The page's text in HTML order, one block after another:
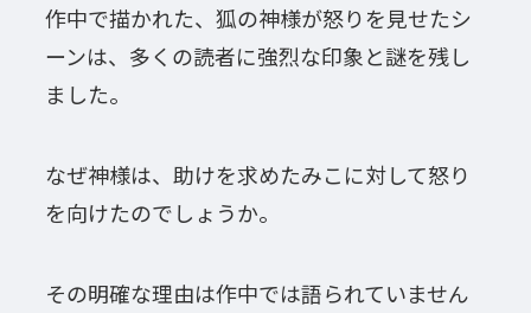
作中で描かれた、狐の神様が怒りを見せたシ
ーンは、多くの読者に強烈な印象と謎を残し
ました。
なぜ神様は、助けを求めたみこに対して怒り
を向けたのでしょうか。
その明確な理由は作中では語られていません